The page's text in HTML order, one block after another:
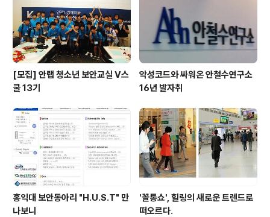
[모집] 안랩 청소년 보안교실 V스
쿨 13기
악성코드와 싸워온 안철수연구소
16년 발자취
홍익대 보안동아리 "H.U.S.T" 만
나보니
'꼴통쇼', 힐링의 새로운 트렌드로
떠오르다.